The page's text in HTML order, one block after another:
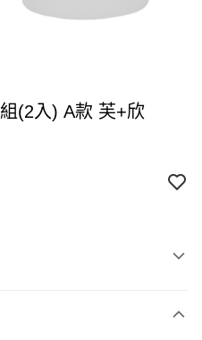
(2入) A款 芙+欣